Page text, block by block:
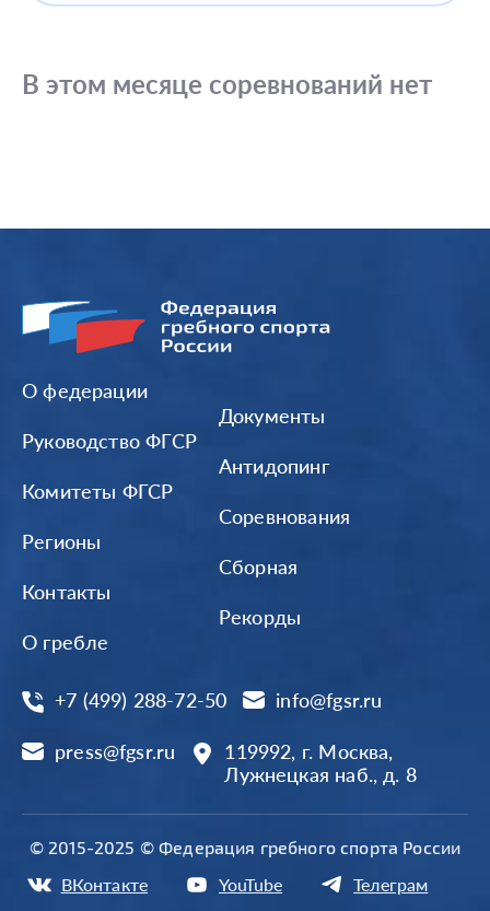
В этом месяце соревнований нет
О федерации
Руководство ФГСР
Комитеты ФГСР
Регионы
Контакты
О гребле
Документы
Антидопинг
Соревнования
Сборная
Рекорды
+7 (499) 288-72-50 info@fgsr.ru
press@fgsr.ru
119992, г. Москва,
Лужнецкая наб., д. 8
© 2015-2025 © Федерация гребного спорта России
ВКонтакте YouTube Телеграм